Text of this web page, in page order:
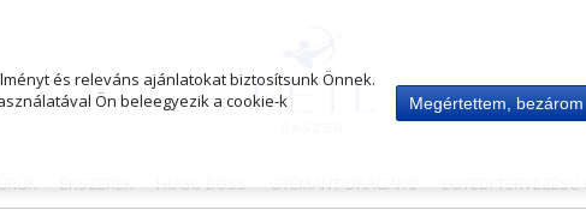
ÉKSZEREK HUGO BOSS GYÉMÁNT-DRÁGAKŐ EGYEDI
és releváns ajánlatokat biztosítsunk Önnek.
Ön beleegyezik a cookie-k
Megértettem, bezárom